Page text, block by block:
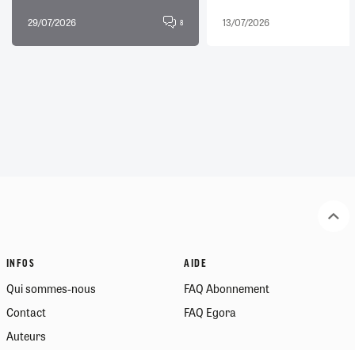
29/07/2026 8 13/07/2026
INFOS
Qui sommes-nous
Contact
Auteurs
AIDE
FAQ Abonnement
FAQ Egora